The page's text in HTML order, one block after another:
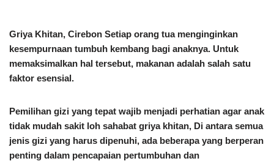
Griya Khitan, Cirebon Setiap orang tua menginginkan
kesempurnaan tumbuh kembang bagi anaknya. Untuk
memaksimalkan hal tersebut, makanan adalah salah satu
faktor esensial.
Pemilihan gizi yang tepat wajib menjadi perhatian agar anak
tidak mudah sakit loh sahabat griya khitan, Di antara semua
jenis gizi yang harus dipenuhi, ada beberapa yang berperan
penting dalam pencapaian pertumbuhan dan